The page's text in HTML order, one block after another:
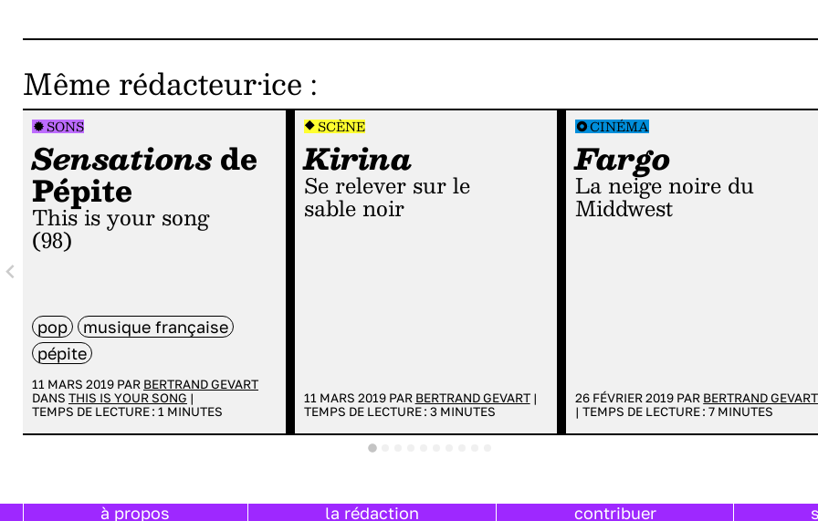
Même rédacteur·ice :
SONS
Sensationsde
Pépite
This is your song
(98)
pop
musique française
pépite
11 MARS 2019 PAR BERTRAND GEVART
DANS THIS IS YOUR SONG |
TEMPS DE LECTURE : 1 MINUTES
SCÈNE
Kirina
Se relever sur le
sable noir
11 MARS 2019 PAR BERTRAND GEVART|
TEMPS DE LECTURE : 3 MINUTES
CINÉMA
Fargo
La neige noire du
Middwest
26 FÉVRIER 2019 PAR BERTRAND GEVART
|TEMPS DE LECTURE :7 MINUTES
à propos la rédaction contribuer